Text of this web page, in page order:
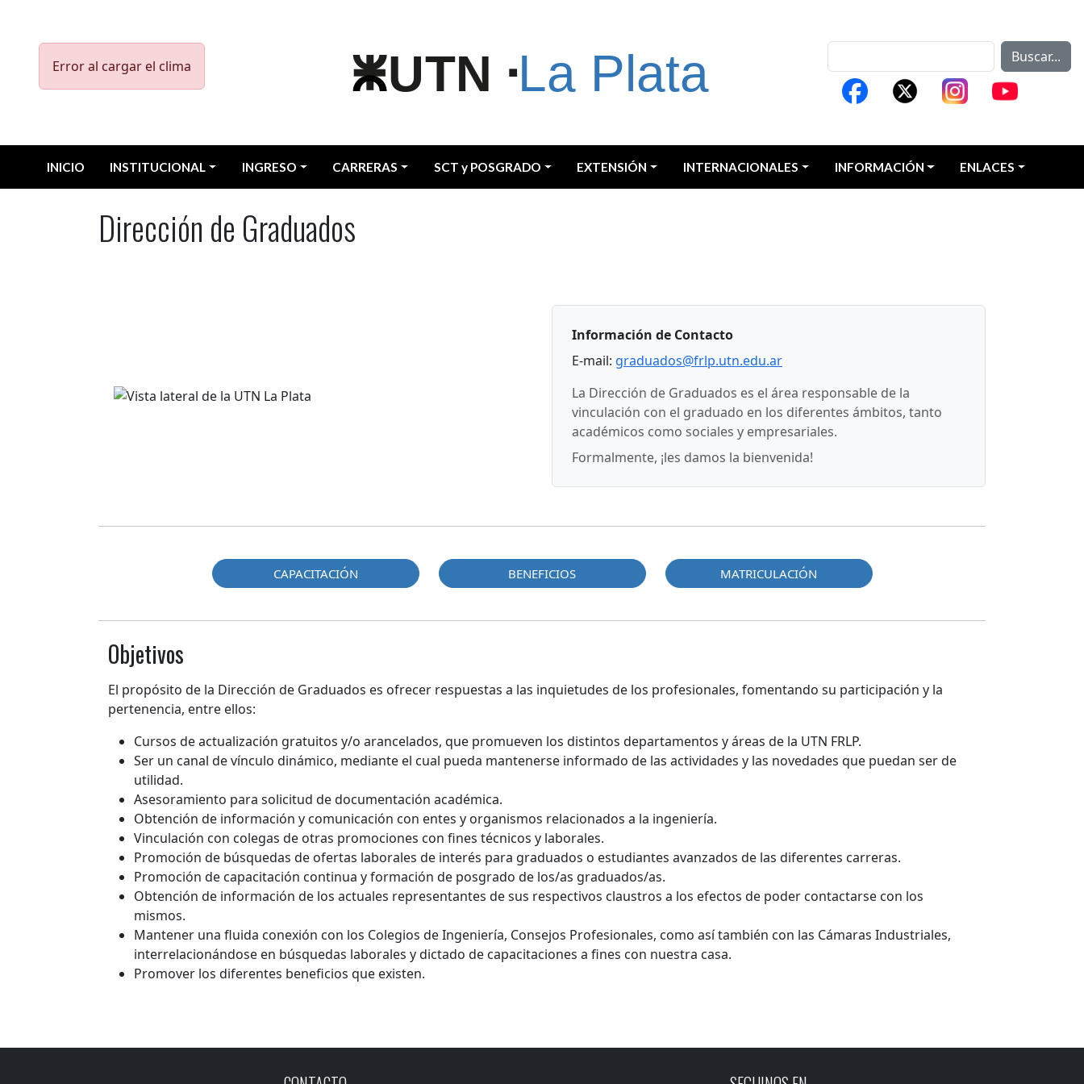
Error al cargar el clima
Menu UTN
INICIO INSTITUCIONAL INGRESO CARRERAS SCT y POSGRADO EXTENSIÓN INTERNACIONALES INFORMACIÓN ENLACES
Dirección de Graduados
Información de Contacto
E-mail: graduados@frlp.utn.edu.ar
La Dirección de Graduados es el área responsable de la
vinculación con el graduado en los diferentes ámbitos, tanto
académicos como sociales y empresariales.
Formalmente, ¡les damos la bienvenida!
CAPACITACIÓN BENEFICIOS MATRICULACIÓN
Objetivos
El propósito de la Dirección de Graduados es ofrecer respuestas a las inquietudes de los profesionales, fomentando su participación y la
pertenencia, entre ellos:
Cursos de actualización gratuitos y/o arancelados, que promueven los distintos departamentos y áreas de la UTN FRLP.
Ser un canal de vínculo dinámico, mediante el cual pueda mantenerse informado de las actividades y las novedades que puedan ser de
utilidad.
Asesoramiento para solicitud de documentación académica.
Obtención de información y comunicación con entes y organismos relacionados a la ingeniería.
Vinculación con colegas de otras promociones con fines técnicos y laborales.
Promoción de búsquedas de ofertas laborales de interés para graduados o estudiantes avanzados de las diferentes carreras.
Promoción de capacitación continua y formación de posgrado de los/as graduados/as.
Obtención de información de los actuales representantes de sus respectivos claustros a los efectos de poder contactarse con los
mismos.
Mantener una fluida conexión con los Colegios de Ingeniería, Consejos Profesionales, como así también con las Cámaras Industriales,
interrelacionándose en búsquedas laborales y dictado de capacitaciones a fines con nuestra casa.
Promover los diferentes beneficios que existen.